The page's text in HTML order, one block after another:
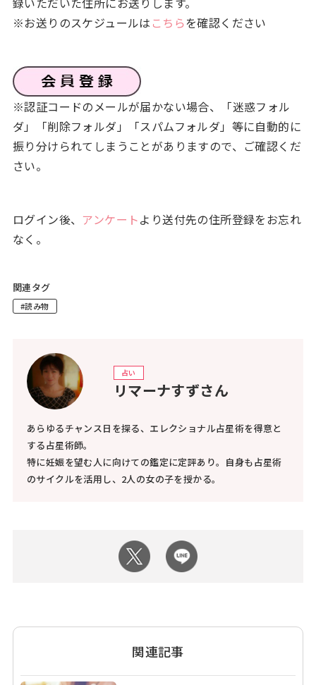
※お送りのスケジュールは こちらを確認ください
※認証コードのメールが届かない場合、「迷惑フォル
ダ」「削除フォルダ」「スパムフォルダ」等に自動的に
振り分けられてしまうことがありますので、ご確認くだ
さい。
ログイン後、 アンケートより送付先の住所登録をお忘れ
なく。
関連タグ
#読み物
占い
リマーナすずさん
あらゆるチャンス日を探る、エレクショナル占星術を得意と
する占星術師。
特に妊娠を望む人に向けての鑑定に定評あり。自身も占星術
のサイクルを活用し、2人の女の子を授かる。
関連記事